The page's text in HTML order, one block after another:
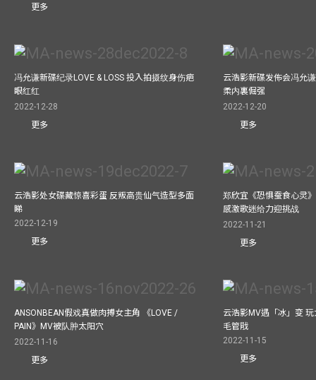
更多
冯允谦新碟纪录LOVE & LOSS 投入拍摄纹身伤疤
眼红红
2022-12-28
更多
云浩影新碟发佈会冯允
柔内裏倔强
2022-12-20
更多
云浩影处女碟藏惊喜彩蛋 反叛高贵仙气造型多面
睇
2022-12-19
更多
郑欣宜《恐惧蚕食心灵
感激歌迷给力迎挑战
2022-11-21
更多
ANSONBEAN假戏真做肉搏女主角 《LOVE /
PAIN》MV被队肿太阳穴
2022-11-16
更多
云浩影MV遇「冰」变
毛管戙
2022-11-15
更多